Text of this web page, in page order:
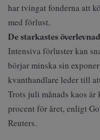
har tvingat fonderna att
med förlust.
De starkastes överlevnad
Intensiva förluster kan
börjar minska sin
kvanthandlare leder till
Trots juli månads kaos
procent för året, enligt
Reuters.